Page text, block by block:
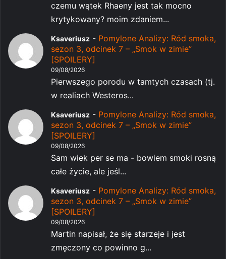
czemu wątek Rhaeny jest tak mocno
krytykowany? moim zdaniem...
Ksaveriusz - Pomylone Analizy: Ród smoka,
sezon 3, odcinek 7 – „Smok w zimie”
[SPOILERY]
09/08/2026
Pierwszego porodu w tamtych czasach (tj.
w realiach Westeros...
Ksaveriusz - Pomylone Analizy: Ród smoka,
sezon 3, odcinek 7 – „Smok w zimie”
[SPOILERY]
09/08/2026
Sam wiek per se ma - bowiem smoki rosną
całe życie, ale jeśl...
Ksaveriusz - Pomylone Analizy: Ród smoka,
sezon 3, odcinek 7 – „Smok w zimie”
[SPOILERY]
09/08/2026
Martin napisał, że się starzeje i jest
zmęczony co powinno g...